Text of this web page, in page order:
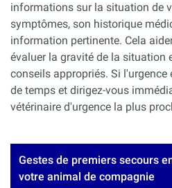
informations sur la situation de
symptômes, son historique
information pertinente. Cela
évaluer la gravité de la situation
conseils appropriés. Si l'urgence
de temps et dirigez-vous
vétérinaire d'urgence la plus
Gestes de premiers secours
votre animal de compagnie